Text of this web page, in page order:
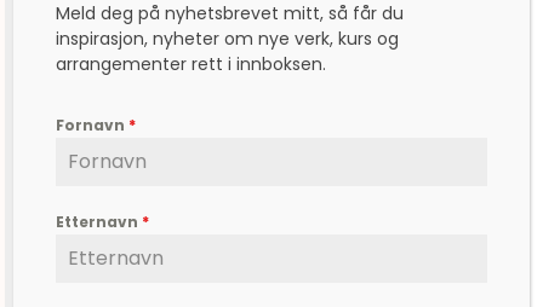
Meld deg på nyhetsbrevet mitt, så får du
inspirasjon, nyheter om nye verk, kurs og
arrangementer rett i innboksen.
Fornavn *
Etternavn *